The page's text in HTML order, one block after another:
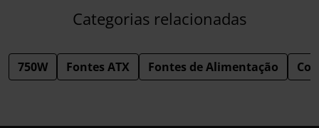
Categorias relacionadas
750W Fontes ATX Fontes de Alimentação